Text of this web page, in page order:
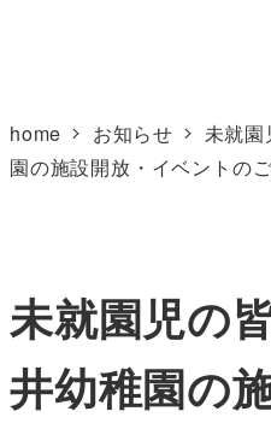
home お知らせ
未就園
園の施設開放・イベントの
未就園児の
井幼稚園の